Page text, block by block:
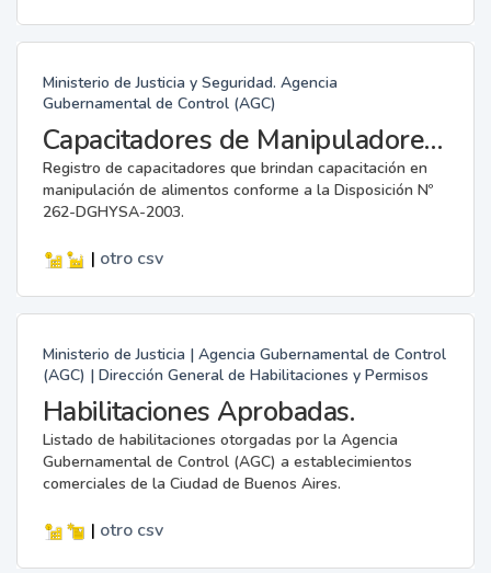
Ministerio de Justicia y Seguridad. Agencia
Gubernamental de Control (AGC)
Capacitadores de Manipuladores de Alimentos.
Registro de capacitadores que brindan capacitación en
manipulación de alimentos conforme a la Disposición Nº
262-DGHYSA-2003.
| otro csv
Ministerio de Justicia | Agencia Gubernamental de Control
(AGC) | Dirección General de Habilitaciones y Permisos
Habilitaciones Aprobadas.
Listado de habilitaciones otorgadas por la Agencia
Gubernamental de Control (AGC) a establecimientos
comerciales de la Ciudad de Buenos Aires.
| otro csv